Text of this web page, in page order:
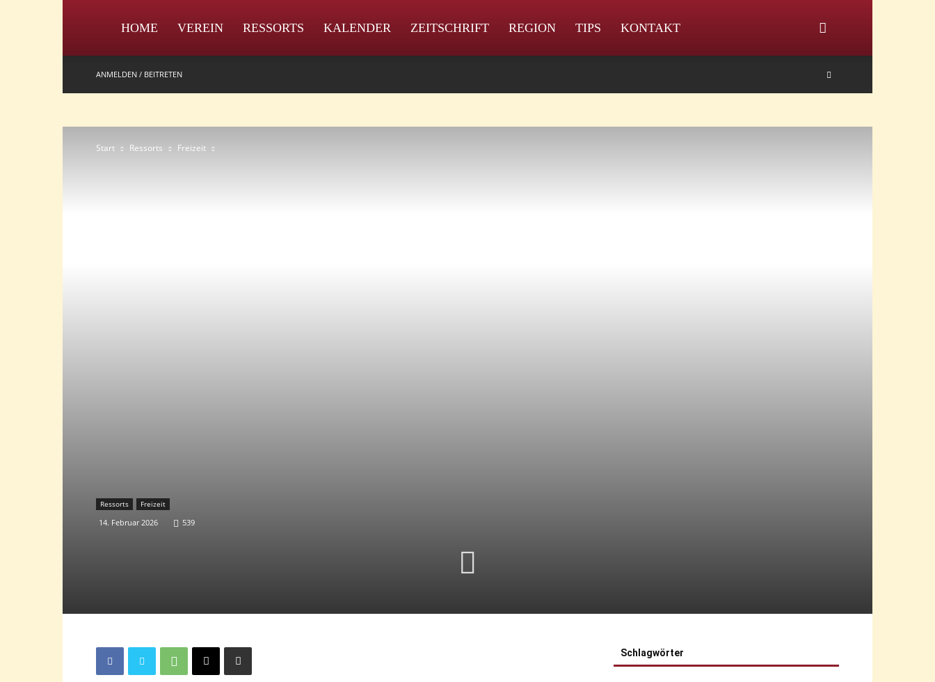
IPZV
HOME VEREIN RESSORTS KALENDER ZEITSCHRIFT REGION TIPS KONTAKT
ANMELDEN / BEITRETEN
Start Ressorts Freizeit
Ressorts Freizeit
14. Februar 2026 539
Schlagwörter